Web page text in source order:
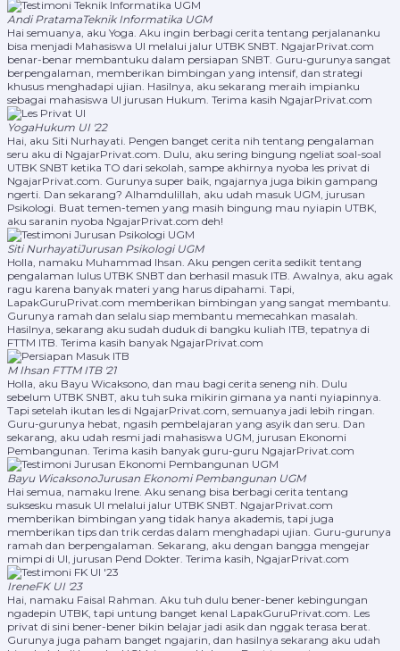
Andi PratamaTeknik Informatika UGM
Hai semuanya, aku Yoga. Aku ingin berbagi cerita tentang perjalananku
bisa menjadi Mahasiswa UI melalui jalur UTBK SNBT. NgajarPrivat.com
benar-benar membantuku dalam persiapan SNBT. Guru-gurunya sangat
berpengalaman, memberikan bimbingan yang intensif, dan strategi
khusus menghadapi ujian. Hasilnya, aku sekarang meraih impianku
sebagai mahasiswa UI jurusan Hukum. Terima kasih NgajarPrivat.com
YogaHukum UI '22
Hai, aku Siti Nurhayati. Pengen banget cerita nih tentang pengalaman
seru aku di NgajarPrivat.com. Dulu, aku sering bingung ngeliat soal-soal
UTBK SNBT ketika TO dari sekolah, sampe akhirnya nyoba les privat di
NgajarPrivat.com. Gurunya super baik, ngajarnya juga bikin gampang
ngerti. Dan sekarang? Alhamdulillah, aku udah masuk UGM, jurusan
Psikologi. Buat temen-temen yang masih bingung mau nyiapin UTBK,
aku saranin nyoba NgajarPrivat.com deh!
Siti NurhayatiJurusan Psikologi UGM
Holla, namaku Muhammad Ihsan. Aku pengen cerita sedikit tentang
pengalaman lulus UTBK SNBT dan berhasil masuk ITB. Awalnya, aku agak
ragu karena banyak materi yang harus dipahami. Tapi,
LapakGuruPrivat.com memberikan bimbingan yang sangat membantu.
Gurunya ramah dan selalu siap membantu memecahkan masalah.
Hasilnya, sekarang aku sudah duduk di bangku kuliah ITB, tepatnya di
FTTM ITB. Terima kasih banyak NgajarPrivat.com
M Ihsan FTTM ITB '21
Holla, aku Bayu Wicaksono, dan mau bagi cerita seneng nih. Dulu
sebelum UTBK SNBT, aku tuh suka mikirin gimana ya nanti nyiapinnya.
Tapi setelah ikutan les di NgajarPrivat.com, semuanya jadi lebih ringan.
Guru-gurunya hebat, ngasih pembelajaran yang asyik dan seru. Dan
sekarang, aku udah resmi jadi mahasiswa UGM, jurusan Ekonomi
Pembangunan. Terima kasih banyak guru-guru NgajarPrivat.com
Bayu WicaksonoJurusan Ekonomi Pembangunan UGM
Hai semua, namaku Irene. Aku senang bisa berbagi cerita tentang
suksesku masuk UI melalui jalur UTBK SNBT. NgajarPrivat.com
memberikan bimbingan yang tidak hanya akademis, tapi juga
memberikan tips dan trik cerdas dalam menghadapi ujian. Guru-gurunya
ramah dan berpengalaman. Sekarang, aku dengan bangga mengejar
mimpi di UI, jurusan Pend Dokter. Terima kasih, NgajarPrivat.com
IreneFK UI '23
Hai, namaku Faisal Rahman. Aku tuh dulu bener-bener kebingungan
ngadepin UTBK, tapi untung banget kenal LapakGuruPrivat.com. Les
privat di sini bener-bener bikin belajar jadi asik dan nggak terasa berat.
Gurunya juga paham banget ngajarin, dan hasilnya sekarang aku udah